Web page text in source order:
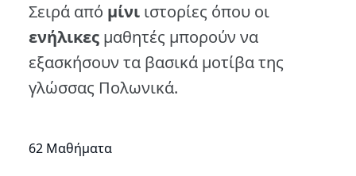
Σειρά από μίνι ιστορίες όπου οι
ενήλικες μαθητές μπορούν να
εξασκήσουν τα βασικά μοτίβα της
γλώσσας Πολωνικά.
62 Μαθήματα